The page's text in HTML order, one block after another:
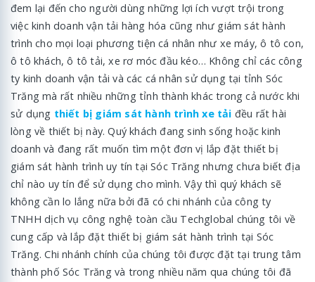
đem lại đến cho người dùng những lợi ích vượt trội trong
việc kinh doanh vận tải hàng hóa cũng như giám sát hành
trình cho mọi loại phương tiện cá nhân như xe máy, ô tô con,
ô tô khách, ô tô tải, xe rơ móc đầu kéo… Không chỉ các công
ty kinh doanh vận tải và các cá nhân sử dụng tại tỉnh Sóc
Trăng mà rất nhiều những tỉnh thành khác trong cả nước khi
sử dụng thiết bị giám sát hành trình xe tải đều rất hài
lòng về thiết bị này. Quý khách đang sinh sống hoặc kinh
doanh và đang rất muốn tìm một đơn vị lắp đặt thiết bị
giám sát hành trình uy tín tại Sóc Trăng nhưng chưa biết địa
chỉ nào uy tín để sử dụng cho mình. Vậy thì quý khách sẽ
không cần lo lắng nữa bởi đã có chi nhánh của công ty
TNHH dịch vụ công nghệ toàn cầu Techglobal chúng tôi về
cung cấp và lắp đặt thiết bị giám sát hành trình tại Sóc
Trăng. Chi nhánh chính của chúng tôi được đặt tại trung tâm
thành phố Sóc Trăng và trong nhiều năm qua chúng tôi đã